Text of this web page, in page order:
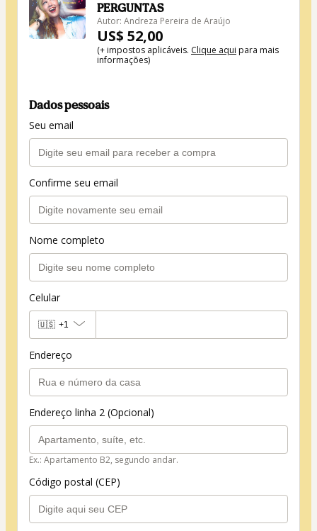
PERGUNTAS
Autor: Andreza Pereira de Araújo
US$ 52,00
(+ impostos aplicáveis. Clique aqui para mais
informações)
Dados pessoais
Seu email
Confirme seu email
Nome completo
Celular
🇺🇸 +1
Endereço
Endereço linha 2 (Opcional)
Ex.: Apartamento B2, segundo andar.
Código postal (CEP)